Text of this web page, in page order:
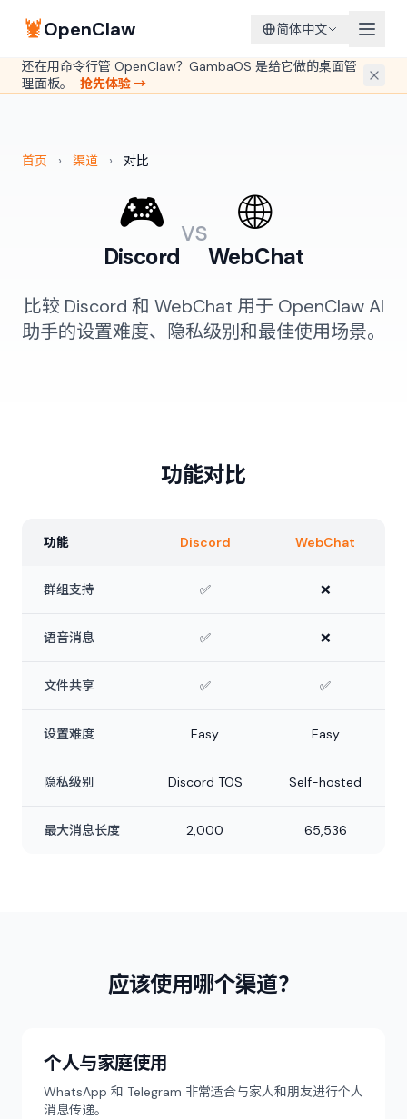
🦞OpenClaw 简体中文
还在用命令行管 OpenClaw？GambaOS 是给它做的桌面管
理面板。
抢先体验 →
首页 › 渠道 › 对比
🎮
Discord
vs 🌐
WebChat
比较 Discord 和 WebChat 用于 OpenClaw AI
助手的设置难度、隐私级别和最佳使用场景。
功能对比
功能 Discord WebChat
群组支持 ✅ ❌
语音消息 ✅ ❌
文件共享 ✅ ✅
设置难度 Easy Easy
隐私级别 Discord TOS Self-hosted
最大消息长度 2,000 65,536
应该使用哪个渠道？
个人与家庭使用
WhatsApp 和 Telegram 非常适合与家人和朋友进行个人
消息传递。